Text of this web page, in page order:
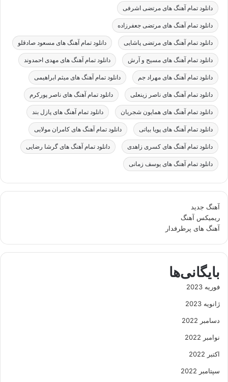
دانلود تمام آهنگ های مرتضی اشرفی
دانلود تمام آهنگ های مرتضی جعفرزاده
دانلود تمام آهنگ های مرتضی پاشایی دانلود تمام آهنگ های مسعود صادقلو
دانلود تمام آهنگ های مسیح و آرش دانلود تمام آهنگ های مهدی احمدوند
دانلود تمام آهنگ های مهراد جم دانلود تمام آهنگ های میثم ابراهیمی
دانلود تمام آهنگ های ناصر زینعلی دانلود تمام آهنگ های ناصر پورکرم
دانلود تمام آهنگ های همایون شجریان دانلود تمام آهنگ های پازل بند
دانلود تمام آهنگ های پویا بیاتی دانلود تمام آهنگ های کامران مولایی
دانلود تمام آهنگ های کسری زاهدی دانلود تمام آهنگ های گرشا رضایی
دانلود تمام آهنگ های یوسف زمانی
آهنگ جدید
ریمیکس آهنگ
آهنگ های پرطرفدار
بایگانی‌ها
فوریه 2023
ژانویه 2023
دسامبر 2022
نوامبر 2022
اکتبر 2022
سپتامبر 2022